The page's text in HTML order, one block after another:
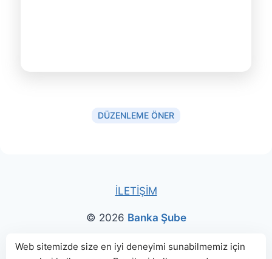
DÜZENLEME ÖNER
İLETİŞİM
© 2026 Banka Şube
Bu sitede paylaşılan banka bilgileri için kaynak olarak
Web sitemizde size en iyi deneyimi sunabilmemiz için